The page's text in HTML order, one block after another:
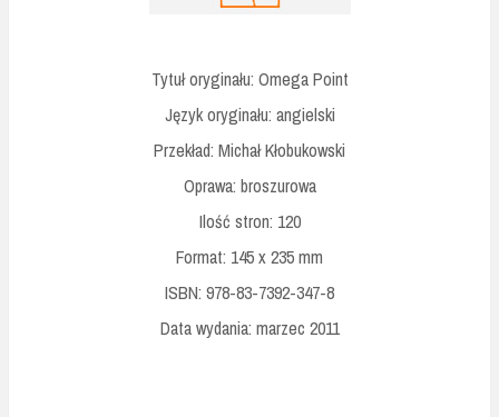
Tytuł oryginału: Omega Point
Język oryginału: angielski
Przekład: Michał Kłobukowski
Oprawa: broszurowa
Ilość stron: 120
Format: 145 x 235 mm
ISBN: 978-83-7392-347-8
Data wydania: marzec 2011